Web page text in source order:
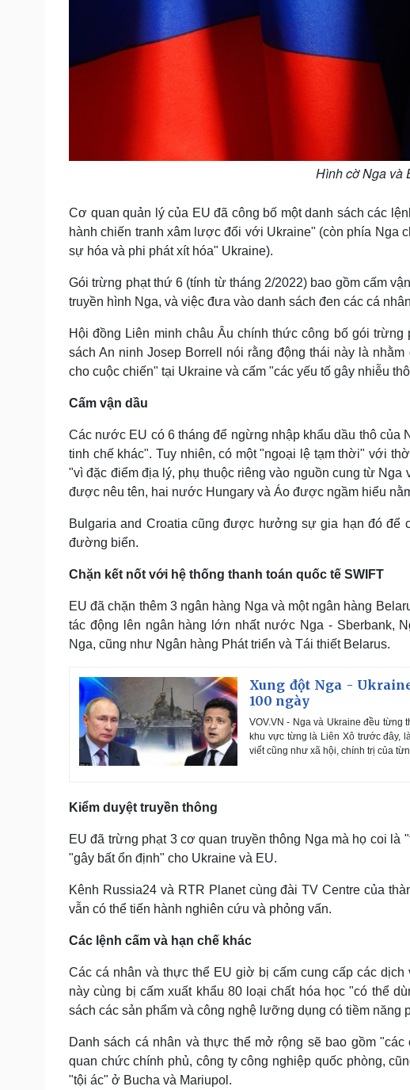
Hình cờ Nga và
Cơ quan quản lý của EU đã công bố một danh sách các
hành chiến tranh xâm lược đối với Ukraine" (còn phía Nga
sự hóa và phi phát xít hóa" Ukraine).
Gói trừng phạt thứ 6 (tính từ tháng 2/2022) bao gồm cấm
truyền hình Nga, và việc đưa vào danh sách đen các cá
Hội đồng Liên minh châu Âu chính thức công bố gói
sách An ninh Josep Borrell nói rằng động thái này là
cho cuộc chiến" tại Ukraine và cấm "các yếu tố gây nhiễu
Cấm vận dầu
Các nước EU có 6 tháng để ngừng nhập khẩu dầu thô của
tinh chế khác". Tuy nhiên, có một "ngoại lệ tạm thời" với
"vì đặc điểm địa lý, phụ thuộc riêng vào nguồn cung từ
được nêu tên, hai nước Hungary và Áo được ngầm hiểu
Bulgaria and Croatia cũng được hưởng sự gia hạn đó để
đường biển.
Chặn kết nốt với hệ thống thanh toán quốc tế SWIFT
EU đã chặn thêm 3 ngân hàng Nga và một ngân hàng
tác động lên ngân hàng lớn nhất nước Nga - Sberbank,
Nga, cũng như Ngân hàng Phát triển và Tái thiết Belarus.
Xung đột Nga -
100 ngày
VOV.VN - Nga và Ukraine đều từng
khu vực từng là Liên Xô trước đây,
viết cũng như xã hội, chính trị của
Kiểm duyệt truyền thông
EU đã trừng phạt 3 cơ quan truyền thông Nga mà họ coi
"gây bất ổn định" cho Ukraine và EU.
Kênh Russia24 và RTR Planet cùng đài TV Centre của
vẫn có thể tiến hành nghiên cứu và phỏng vấn.
Các lệnh cấm và hạn chế khác
Các cá nhân và thực thể EU giờ bị cấm cung cấp các
này cùng bị cấm xuất khẩu 80 loại chất hóa học "có thể
sách các sản phẩm và công nghệ lưỡng dụng có tiềm năng
Danh sách cá nhân và thực thể mở rộng sẽ bao gồm
quan chức chính phủ, công ty công nghiệp quốc phòng,
"tội ác" ở Bucha và Mariupol.